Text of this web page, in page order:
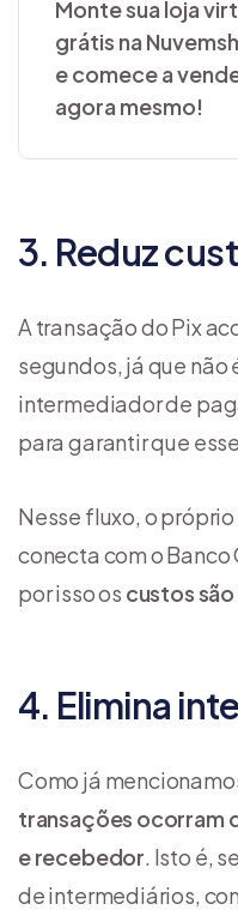
Monte sua loja
grátis na
e comece a
agora mesmo!
3. Reduz
A transação do Pix
segundos, já que não
intermediador de
para garantir que
Nesse fluxo, o
conecta com o
por isso os custos
4. Elimina
Como já
transações ocorram
e recebedor. Isto é,
de intermediários,